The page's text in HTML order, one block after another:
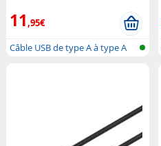
11,95€
Câble USB de type A à type A